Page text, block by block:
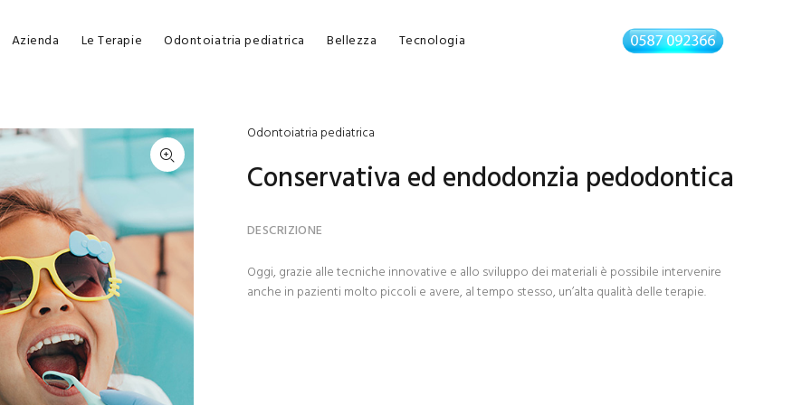
Azienda Le Terapie Odontoiatria pediatrica Bellezza Tecnologia
Odontoiatria pediatrica
Conservativa ed endodonzia pedodontica
DESCRIZIONE
Oggi, grazie alle tecniche innovative e allo sviluppo dei materiali è possibile intervenire
anche in pazienti molto piccoli e avere, al tempo stesso, un’alta qualità delle terapie.